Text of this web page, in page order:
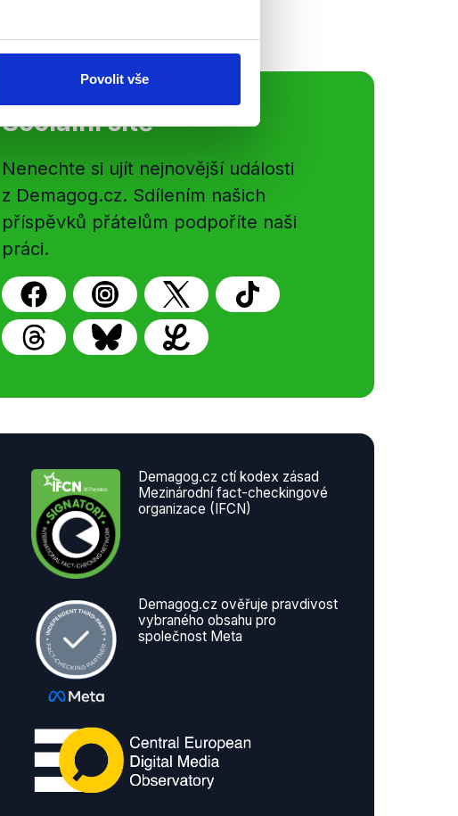
Povolit vše
Sociální sítě
Nenechte si ujít nejnovější události
z Demagog.cz. Sdílením našich
příspěvků přátelům podpoříte naši
práci.
Demagog.cz ctí kodex zásad
Mezinárodní fact-checkingové
organizace (IFCN)
Demagog.cz ověřuje pravdivost
vybraného obsahu pro
společnost Meta